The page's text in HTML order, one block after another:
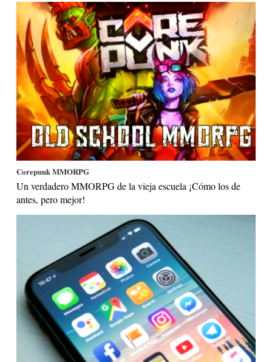
Corepunk MMORPG
Un verdadero MMORPG de la vieja escuela ¡Cómo los de
antes, pero mejor!